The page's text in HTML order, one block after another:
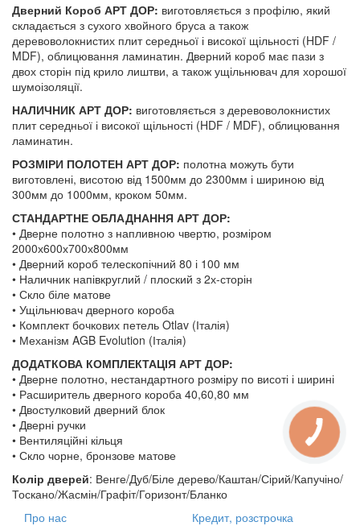
Дверний Короб АРТ ДОР: виготовляється з профілю, який
складається з сухого хвойного бруса а також
деревоволокнистих плит середньої і високої щільності (HDF /
MDF), облицювання ламинатин. Дверний короб має пази з
двох сторін під крило лиштви, а також ущільнювач для хорошої
шумоізоляції.
НАЛИЧНИК АРТ ДОР: виготовляється з деревоволокнистих
плит середньої і високої щільності (HDF / MDF), облицювання
ламинатин.
РОЗМІРИ ПОЛОТЕН АРТ ДОР: полотна можуть бути
виготовлені, висотою від 1500мм до 2300мм і шириною від
300мм до 1000мм, кроком 50мм.
СТАНДАРТНЕ ОБЛАДНАННЯ АРТ ДОР:
• Дверне полотно з напливною чвертю, розміром
2000х600х700х800мм
• Дверний короб телескопічний 80 і 100 мм
• Наличник напівкруглий / плоский з 2х-сторін
• Скло біле матове
• Ущільнювач дверного короба
• Комплект бочкових петель Otlav (Італія)
• Механізм AGB Evolution (Італія)
ДОДАТКОВА КОМПЛЕКТАЦІЯ АРТ ДОР:
• Дверне полотно, нестандартного розміру по висоті і ширині
• Расширитель дверного короба 40,60,80 мм
• Двостулковий дверний блок
• Дверні ручки
• Вентиляційні кільця
• Скло чорне, бронзове матове
Колір дверей: Венге/Дуб/Біле дерево/Каштан/Сірий/Капучіно/
Тоскано/Жасмін/Графіт/Горизонт/Бланко
Про нас
Кредит, розстрочка